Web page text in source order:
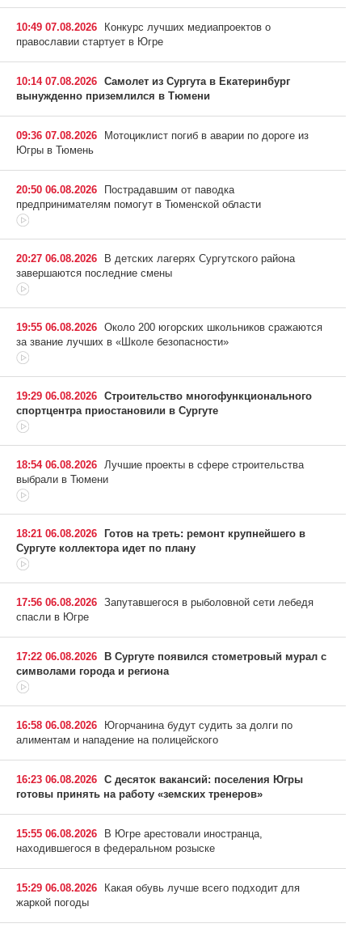
10:49 07.08.2026
Конкурс лучших медиапроектов о
православии стартует в Югре
10:14 07.08.2026 Самолет из Сургута в Екатеринбург
вынужденно приземлился в Тюмени
09:36 07.08.2026
Мотоциклист погиб в аварии по дороге из
Югры в Тюмень
20:50 06.08.2026
Пострадавшим от паводка
предпринимателям помогут в Тюменской области
20:27 06.08.2026
В детских лагерях Сургутского района
завершаются последние смены
19:55 06.08.2026 Около 200 югорских школьников сражаются
за звание лучших в «Школе безопасности»
19:29 06.08.2026 Строительство многофункционального
спортцентра приостановили в Сургуте
18:54 06.08.2026 Лучшие проекты в сфере строительства
выбрали в Тюмени
18:21 06.08.2026
Готов на треть: ремонт крупнейшего в
Сургуте коллектора идет по плану
17:56 06.08.2026 Запутавшегося в рыболовной сети лебедя
спасли в Югре
17:22 06.08.2026
В Сургуте появился стометровый мурал с
символами города и региона
16:58 06.08.2026
Югорчанина будут судить за долги по
алиментам и нападение на полицейского
16:23 06.08.2026 С десяток вакансий: поселения Югры
готовы принять на работу «земских тренеров»
15:55 06.08.2026
В Югре арестовали иностранца,
находившегося в федеральном розыске
15:29 06.08.2026
Какая обувь лучше всего подходит для
жаркой погоды